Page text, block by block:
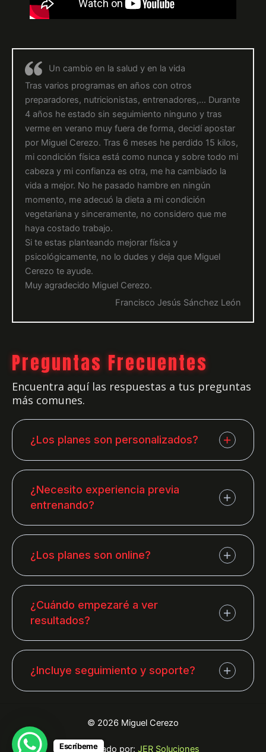
Un cambio en la salud y en la vida
Tras varios programas en años con otros
preparadores, nutricionistas, entrenadores,… Durante
4 años he estado sin seguimiento ninguno y tras
verme en verano muy fuera de forma, decidí apostar
por Miguel Cerezo. Tras 6 meses he perdido 15 kilos,
mi condición física está como nunca y sobre todo mi
cabeza y mi confianza es otra, me ha cambiado la
vida a mejor. No he pasado hambre en ningún
momento, me adecuó la dieta a mi condición
vegetariana y sinceramente, no considero que me
haya costado trabajo.
Si te estas planteando mejorar física y
psicológicamente, no lo dudes y deja que Miguel
Cerezo te ayude.
Muy agradecido Miguel Cerezo.
Francisco Jesús Sánchez León
Preguntas Frecuentes
Encuentra aquí las respuestas a tus preguntas
más comunes.
¿Los planes son personalizados?
¿Necesito experiencia previa
entrenando?
¿Los planes son online?
¿Cuándo empezaré a ver
resultados?
¿Incluye seguimiento y soporte?
© 2026 Miguel Cerezo
Desarrollado por: JER Soluciones
Escríbeme